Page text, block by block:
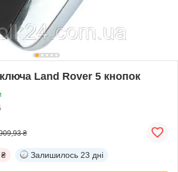
Land Rover 5 кнопок
₴
Залишилось 23 дні